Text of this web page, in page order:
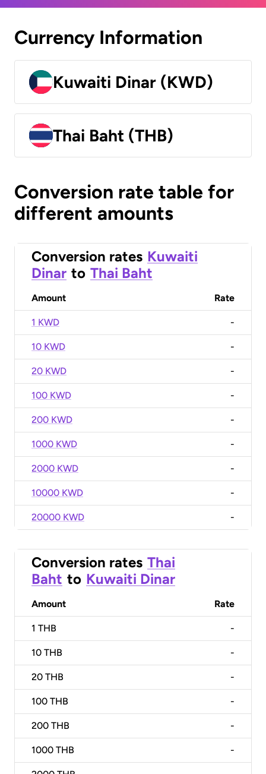
Currency Information
Kuwaiti Dinar (KWD)
Thai Baht (THB)
Conversion rate table for
different amounts
Conversion rates Kuwaiti
Dinar to Thai Baht
Amount Rate
1 KWD -
10 KWD -
20 KWD -
100 KWD -
200 KWD -
1000 KWD -
2000 KWD -
10000 KWD -
20000 KWD -
Conversion rates Thai
Baht to Kuwaiti Dinar
Amount Rate
1 THB -
10 THB -
20 THB -
100 THB -
200 THB -
1000 THB -